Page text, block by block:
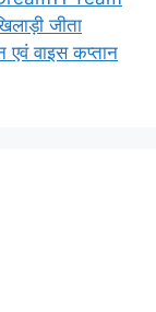
जीता
वाइस कप्तान